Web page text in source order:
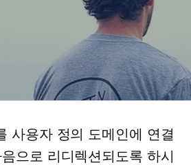
사용자 정의 도메인에 연결
으로 리디렉션되도록 하시